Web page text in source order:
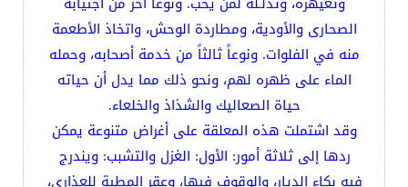
الصحارى والأودية، ومطاردة الوحش، واتخاذ الأطعمة
منه في الفلوات. ونوعاً ثالثاً من خدمة أصحابه، وحمله
الماء على ظهره لهم، ونحو ذلك مما يدل أن حياته
حياة الصعاليك والشذاذ والخلعاء.
وقد اشتملت هذه المعلقة على أغراض متنوعة يمكن
ردها إلى ثلاثة أمور: الأول: الغزل والتشبب: ويندرج
فيه بكاء الديار، والوقوف فيها، وعقر المطية للعذارى،